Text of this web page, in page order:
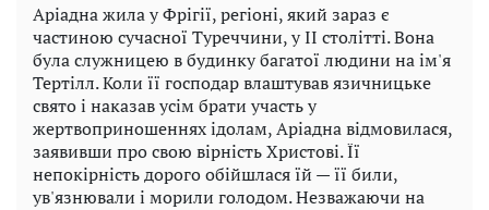
Аріадна жила у Фрігії, регіоні, який зараз є
частиною сучасної Туреччини, у II столітті. Вона
була служницею в будинку багатої людини на ім'я
Тертілл. Коли її господар влаштував язичницьке
свято і наказав усім брати участь у
жертвоприношеннях ідолам, Аріадна відмовилася,
заявивши про свою вірність Христові. Її
непокірність дорого обійшлася їй — її били,
ув'язнювали і морили голодом. Незважаючи на